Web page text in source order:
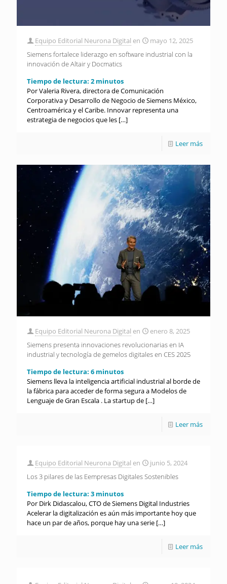
Equipo Editorial Neurona Digital en
mayo 12, 2025
Siemens fortalece liderazgo en software industrial con la
innovación de Altair y Docmatics
Tiempo de lectura: 2 minutos
Por Valeria Rivera, directora de Comunicación
Corporativa y Desarrollo de Negocio de Siemens México,
Centroamérica y el Caribe. Innovar representa una
estrategia de negocios que les […]
Leer más
Equipo Editorial Neurona Digital en
enero 8, 2025
Siemens presenta innovaciones revolucionarias en IA
industrial y tecnología de gemelos digitales en CES 2025
Tiempo de lectura: 6 minutos
Siemens lleva la inteligencia artificial industrial al borde de
la fábrica para acceder de forma segura a Modelos de
Lenguaje de Gran Escala . La startup de […]
Leer más
Equipo Editorial Neurona Digital en
junio 5, 2024
Los 3 pilares de las Eempresas Digitales Sostenibles
Tiempo de lectura: 3 minutos
Por Dirk Didascalou, CTO de Siemens Digital Industries
Acelerar la digitalización es aún más importante hoy que
hace un par de años, porque hay una serie […]
Leer más